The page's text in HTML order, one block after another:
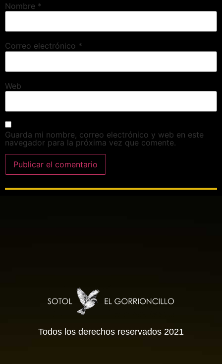
Nombre *
Correo electrónico *
Web
Guarda mi nombre, correo electrónico y web en este
navegador para la próxima vez que comente.
Todos los derechos reservados 2021